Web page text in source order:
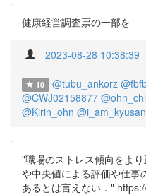
健康経営調査票の一部を
2023-08-28 10:38:39
10 @tubu_ankorz
@CWJ02158877
@Kirin_ohn @i_am_kyusan
"職場のストレス傾向をよ
や中央値による評価や仕事
あるとは言えない．"